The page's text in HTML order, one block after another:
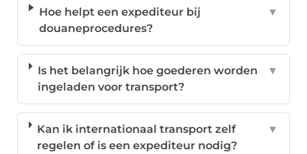
Hoe helpt een expediteur bij
douaneprocedures?
▼
Is het belangrijk hoe goederen worden
ingeladen voor transport?
▼
Kan ik internationaal transport zelf
regelen of is een expediteur nodig?
▼